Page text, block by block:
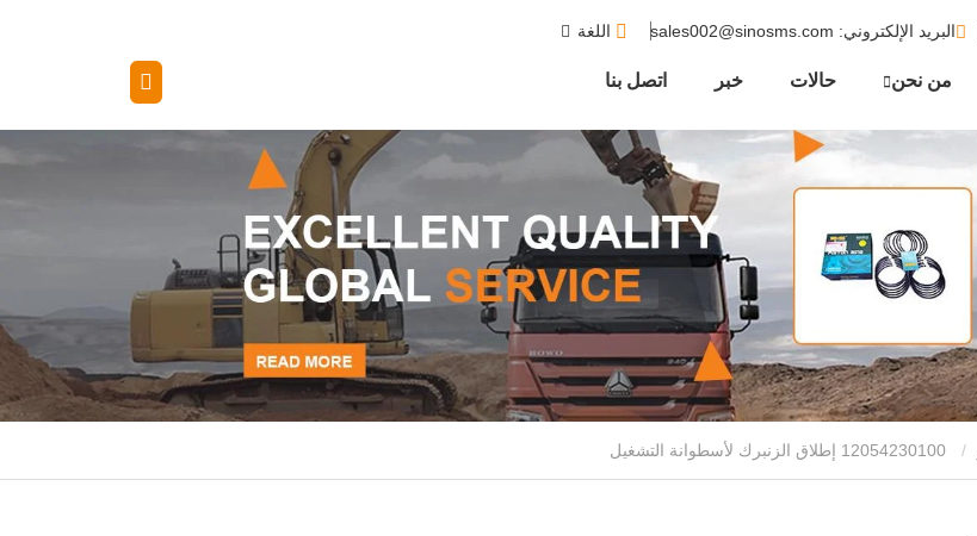
من نحن حالات خبر اتصل بنا
البريد الإلكتروني: sales002@sinosms.com اللغة